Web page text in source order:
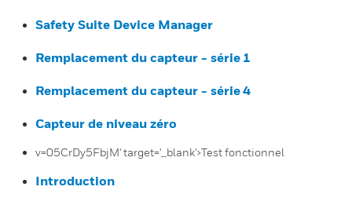
Safety Suite Device Manager
Remplacement du capteur - série 1
Remplacement du capteur - série 4
Capteur de niveau zéro
v=05CrDy5FbjM' target='_blank'>Test fonctionnel
Introduction